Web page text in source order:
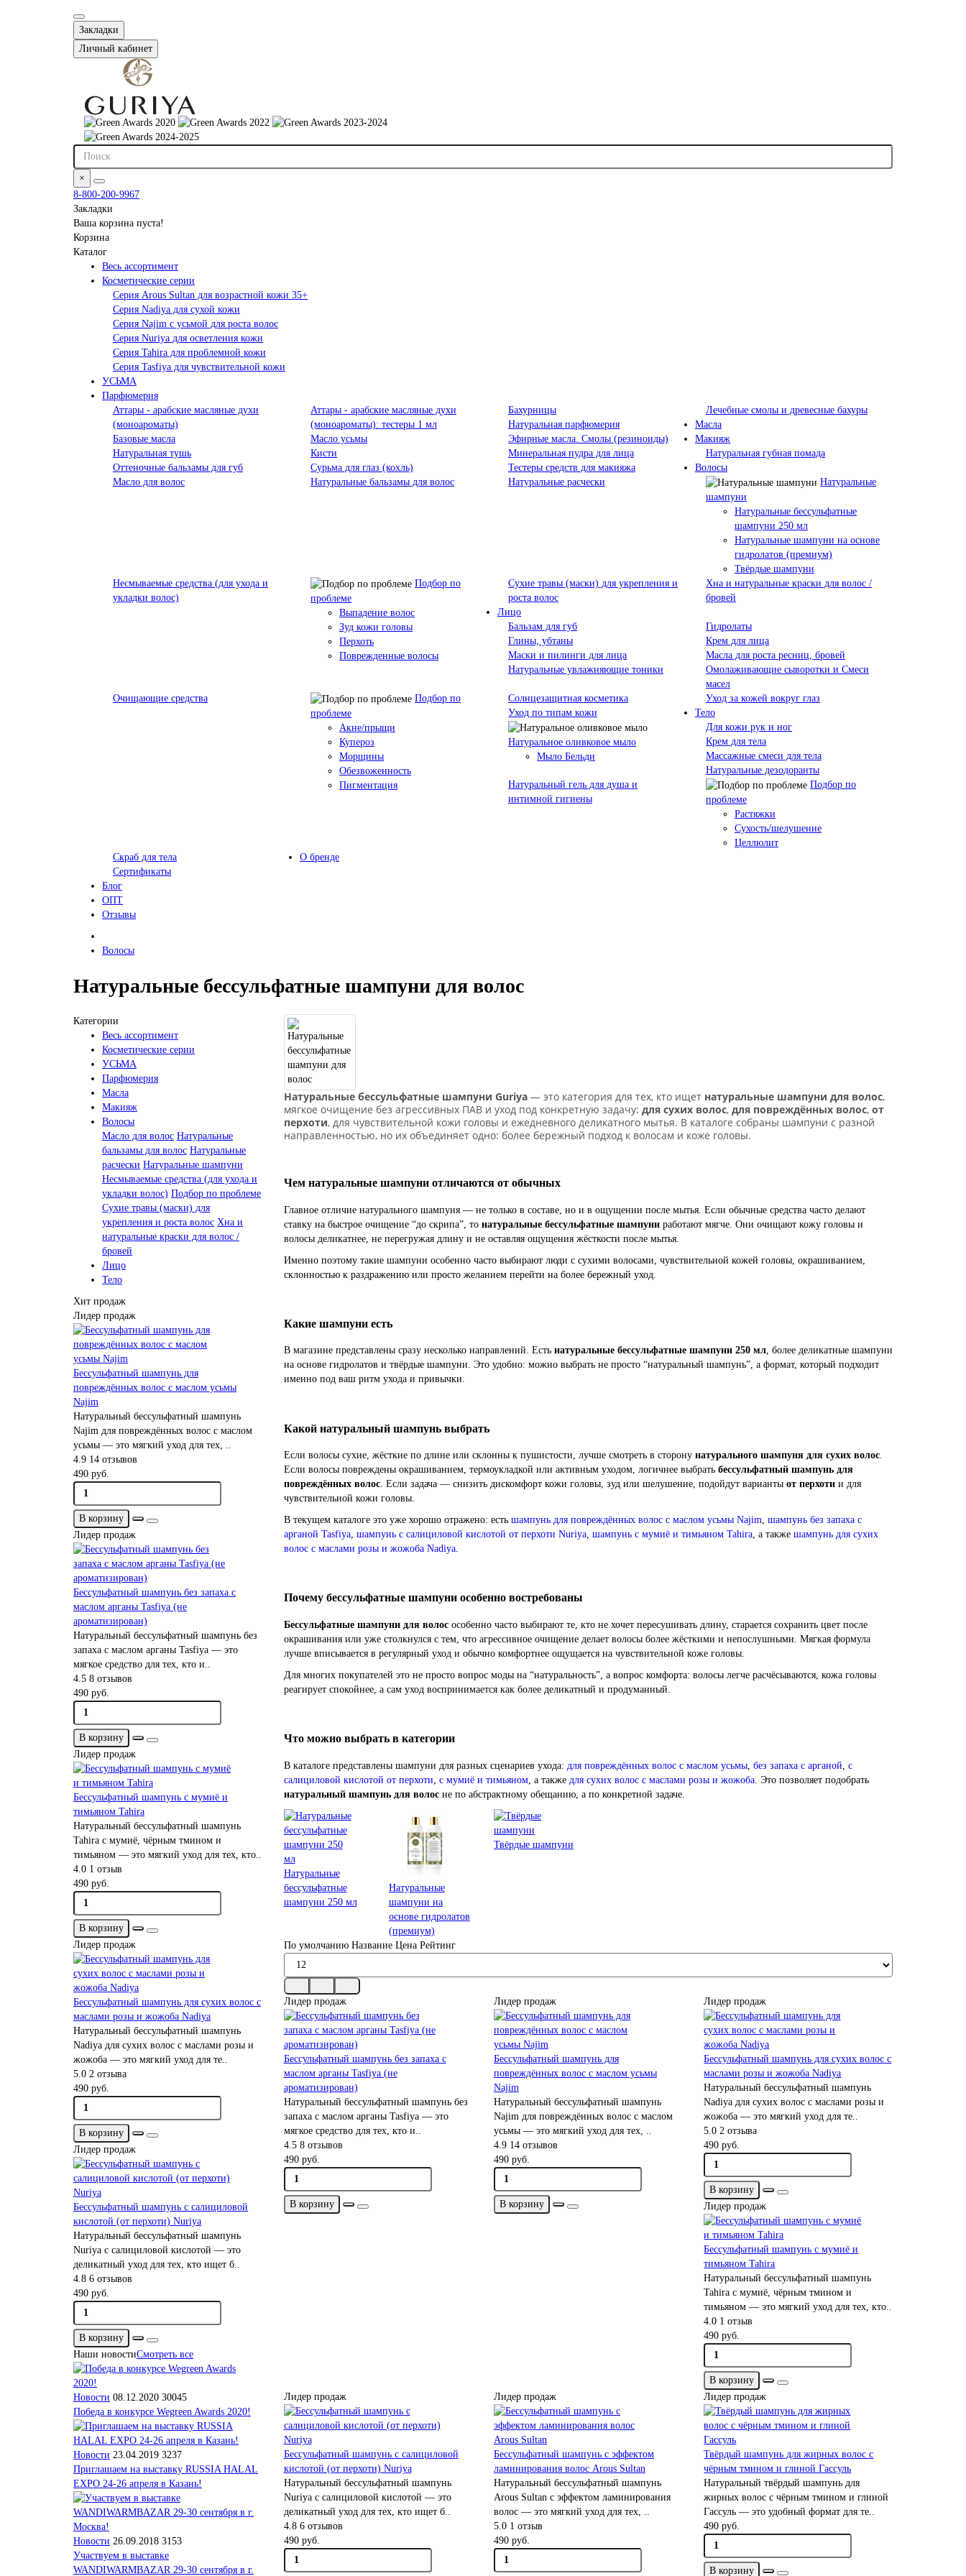
Закладки
Личный кабинет
×
8-800-200-9967
Закладки
Ваша корзина пуста!
Корзина
Каталог
Весь ассортимент
Косметические серии
Серия Arous Sultan для возрастной кожи 35+
Серия Nadiya для сухой кожи
Серия Najim с усьмой для роста волос
Серия Nuriya для осветления кожи
Серия Tahira для проблемной кожи
Серия Tasfiya для чувствительной кожи
УСЬМА
Парфюмерия
Аттары - арабские масляные духи
(моноароматы)
Аттары - арабские масляные духи
(моноароматы): тестеры 1 мл
Бахурницы
Лечебные смолы и древесные бахуры
Натуральная парфюмерия
Масла
Базовые масла
Масло усьмы Эфирные масла. Смолы (резиноиды)
Макияж
Натуральная тушь
Кисти Минеральная пудра для лица
Натуральная губная помада
Оттеночные бальзамы для губ
Сурьма для глаз (кохль) Тестеры средств для макияжа
Волосы
Масло для волос
Натуральные бальзамы для волос Натуральные расчески
Натуральные
шампуни
Натуральные бессульфатные
шампуни 250 мл
Натуральные шампуни на основе
гидролатов (премиум)
Твёрдые шампуни
Несмываемые средства (для ухода и
укладки волос)
Подбор по
проблеме
Выпадение волос
Зуд кожи головы
Перхоть
Поврежденные волосы
Сухие травы (маски) для укрепления и
роста волос
Хна и натуральные краски для волос /
бровей
Лицо
Бальзам для губ
Гидролаты
Глины, убтаны
Крем для лица
Маски и пилинги для лица
Масла для роста ресниц, бровей
Натуральные увлажняющие тоники
Омолаживающие сыворотки и Смеси
масел
Очищающие средства
Подбор по
проблеме
Акне/прыщи
Купероз
Морщины
Обезвоженность
Пигментация
Солнцезащитная косметика
Уход за кожей вокруг глаз
Уход по типам кожи
Тело
Натуральное оливковое мыло
Мыло Бельди
Для кожи рук и ног
Крем для тела
Массажные смеси для тела
Натуральные дезодоранты
Натуральный гель для душа и
интимной гигиены
Подбор по
проблеме
Растяжки
Сухость/шелушение
Целлюлит
Скраб для тела
О бренде
Сертификаты
Блог
ОПТ
Отзывы
Волосы
Натуральные бессульфатные шампуни для волос
Категории
Весь ассортимент
Косметические серии
УСЬМА
Парфюмерия
Масла
Макияж
Волосы
Масло для волос Натуральные
бальзамы для волос Натуральные
расчески Натуральные шампуни
Несмываемые средства (для ухода и
укладки волос) Подбор по проблеме
Сухие травы (маски) для
укрепления и роста волос Хна и
натуральные краски для волос /
бровей
Лицо
Тело
Хит продаж
Лидер продаж
Бессульфатный шампунь для
повреждённых волос с маслом усьмы
Najim
Натуральный бессульфатный шампунь
Najim для повреждённых волос с маслом
усьмы — это мягкий уход для тех, ..
4.9 14 отзывов
490 руб.
В корзину
Лидер продаж
Бессульфатный шампунь без запаха с
маслом арганы Tasfiya (не
ароматизирован)
Натуральный бессульфатный шампунь без
запаха с маслом арганы Tasfiya — это
мягкое средство для тех, кто и..
4.5 8 отзывов
490 руб.
В корзину
Лидер продаж
Бессульфатный шампунь с мумиё и
тимьяном Tahira
Натуральный бессульфатный шампунь
Tahira с мумиё, чёрным тмином и
тимьяном — это мягкий уход для тех, кто..
4.0 1 отзыв
490 руб.
В корзину
Лидер продаж
Бессульфатный шампунь для сухих волос с
маслами розы и жожоба Nadiya
Натуральный бессульфатный шампунь
Nadiya для сухих волос с маслами розы и
жожоба — это мягкий уход для те..
5.0 2 отзыва
490 руб.
В корзину
Лидер продаж
Бессульфатный шампунь с салициловой
кислотой (от перхоти) Nuriya
Натуральный бессульфатный шампунь
Nuriya с салициловой кислотой — это
деликатный уход для тех, кто ищет б..
4.8 6 отзывов
490 руб.
В корзину
Наши новостиСмотреть все
Новости 08.12.2020 30045
Победа в конкурсе Wegreen Awards 2020!
Новости 23.04.2019 3237
Приглашаем на выставку RUSSIA HALAL
EXPO 24-26 апреля в Казань!
Новости 26.09.2018 3153
Участвуем в выставке
WANDIWARMBAZAR 29-30 сентября в г.
Натуральные бессульфатные шампуни Guriya— это категория для тех, кто ищет натуральные шампуни для волос,
мягкое очищение без агрессивных ПАВ и уход под конкретную задачу: для сухих волос, для повреждённых волос, от
перхоти, для чувствительной кожи головы и ежедневного деликатного мытья. В каталоге собраны шампуни с разной
направленностью, но их объединяет одно: более бережный подход к волосам и коже головы.
Чем натуральные шампуни отличаются от обычных
Главное отличие натурального шампуня — не только в составе, но и в ощущении после мытья. Если обычные средства часто делают
ставку на быстрое очищение “до скрипа”, то натуральные бессульфатные шампуниработают мягче. Они очищают кожу головы и
волосы деликатнее, не перегружая длину и не оставляя ощущения жёсткости после мытья.
Именно поэтому такие шампуни особенно часто выбирают люди с сухими волосами, чувствительной кожей головы, окрашиванием,
склонностью к раздражению или просто желанием перейти на более бережный уход.
Какие шампуни есть
В магазине представлены сразу несколько направлений. Есть натуральные бессульфатные шампуни 250 мл, более деликатные шампуни
на основе гидролатов и твёрдые шампуни. Это удобно: можно выбрать не просто “натуральный шампунь”, а формат, который подходит
именно под ваш ритм ухода и привычки.
Какой натуральный шампунь выбрать
Если волосы сухие, жёсткие по длине или склонны к пушистости, лучше смотреть в сторону натурального шампуня для сухих волос.
Если волосы повреждены окрашиванием, термоукладкой или активным уходом, логичнее выбрать бессульфатный шампунь для
повреждённых волос. Если задача — снизить дискомфорт кожи головы, зуд или шелушение, подойдут варианты от перхотии для
чувствительной кожи головы.
В текущем каталоге это уже хорошо отражено: есть шампунь для повреждённых волос с маслом усьмы Najim, шампунь без запаха с
арганой Tasfiya, шампунь с салициловой кислотой от перхоти Nuriya, шампунь с мумиё и тимьяном Tahira, а также шампунь для сухих
волос с маслами розы и жожоба Nadiya.
Почему бессульфатные шампуни особенно востребованы
Бессульфатные шампуни для волосособенно часто выбирают те, кто не хочет пересушивать длину, старается сохранить цвет после
окрашивания или уже столкнулся с тем, что агрессивное очищение делает волосы более жёсткими и непослушными. Мягкая формула
лучше вписывается в регулярный уход и обычно комфортнее ощущается на чувствительной коже головы.
Для многих покупателей это не просто вопрос моды на “натуральность”, а вопрос комфорта: волосы легче расчёсываются, кожа головы
реагирует спокойнее, а сам уход воспринимается как более деликатный и продуманный.
Что можно выбрать в категории
В каталоге представлены шампуни для разных сценариев ухода: для повреждённых волос с маслом усьмы, без запаха с арганой с
салициловой кислотой от перхоти с мумиё и тимьяном, а также для сухих волос с маслами розы и жожоба. Это позволяет подобрать
натуральный шампунь для волосне по абстрактному обещанию, а по конкретной задаче.
Натуральные
бессульфатные
шампуни 250 мл
Натуральные
шампуни на
основе гидролатов
(премиум)
Твёрдые шампуни
По умолчанию Название Цена Рейтинг
Лидер продаж
Бессульфатный шампунь без запаха с
маслом арганы Tasfiya (не
ароматизирован)
Натуральный бессульфатный шампунь без
запаха с маслом арганы Tasfiya — это
мягкое средство для тех, кто и..
4.5 8 отзывов
490 руб.
В корзину
Лидер продаж
Бессульфатный шампунь для
повреждённых волос с маслом усьмы
Najim
Натуральный бессульфатный шампунь
Najim для повреждённых волос с маслом
усьмы — это мягкий уход для тех, ..
4.9 14 отзывов
490 руб.
В корзину
Лидер продаж
Бессульфатный шампунь для сухих волос с
маслами розы и жожоба Nadiya
Натуральный бессульфатный шампунь
Nadiya для сухих волос с маслами розы и
жожоба — это мягкий уход для те..
5.0 2 отзыва
490 руб.
В корзину
Лидер продаж
Бессульфатный шампунь с мумиё и
тимьяном Tahira
Натуральный бессульфатный шампунь
Tahira с мумиё, чёрным тмином и
тимьяном — это мягкий уход для тех, кто..
4.0 1 отзыв
490 руб.
В корзину
Лидер продаж
Бессульфатный шампунь с салициловой
кислотой (от перхоти) Nuriya
Натуральный бессульфатный шампунь
Nuriya с салициловой кислотой — это
деликатный уход для тех, кто ищет б..
4.8 6 отзывов
490 руб.
Лидер продаж
Бессульфатный шампунь с эффектом
ламинирования волос Arous Sultan
Натуральный бессульфатный шампунь
Arous Sultan с эффектом ламинирования
волос — это мягкий уход для тех, ..
5.0 1 отзыв
490 руб.
Лидер продаж
Твёрдый шампунь для жирных волос с
чёрным тмином и глиной Гассуль
Натуральный твёрдый шампунь для
жирных волос с чёрным тмином и глиной
Гассуль — это удобный формат для те..
490 руб.
В корзину